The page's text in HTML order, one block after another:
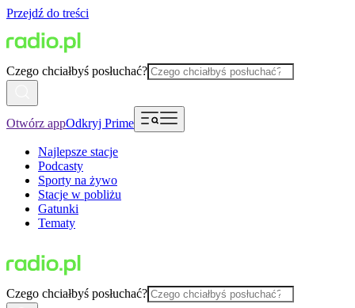
Przejdź do treści
Czego chciałbyś posłuchać?
Otwórz appOdkryj Prime
Najlepsze stacje
Podcasty
Sporty na żywo
Stacje w pobliżu
Gatunki
Tematy
Czego chciałbyś posłuchać?